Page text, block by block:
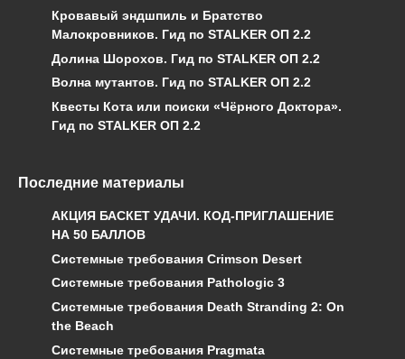
Кровавый эндшпиль и Братство
Малокровников. Гид по STALKER ОП 2.2
Долина Шорохов. Гид по STALKER ОП 2.2
Волна мутантов. Гид по STALKER ОП 2.2
Квесты Кота или поиски «Чёрного Доктора».
Гид по STALKER ОП 2.2
Последние материалы
АКЦИЯ БАСКЕТ УДАЧИ. КОД-ПРИГЛАШЕНИЕ
НА 50 БАЛЛОВ
Системные требования Crimson Desert
Системные требования Pathologic 3
Системные требования Death Stranding 2: On
the Beach
Системные требования Pragmata